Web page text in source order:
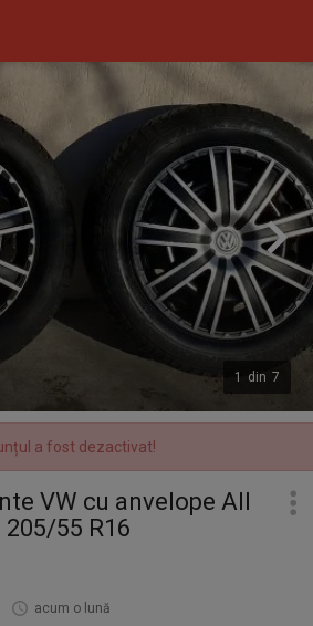
1 din 7
a fost dezactivat!
VW cu anvelope All
55 R16
acum o lună